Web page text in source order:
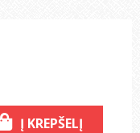
Į KREPŠELĮ